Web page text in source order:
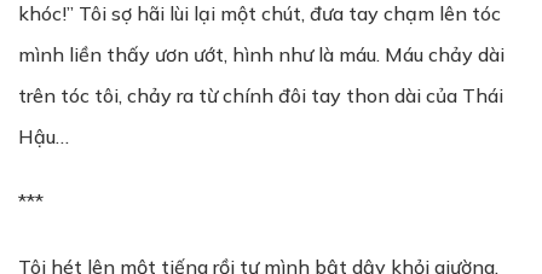
khóc!” Tôi sợ hãi lùi lại một chút, đưa tay chạm lên tóc
mình liền thấy ươn ướt, hình như là máu. Máu chảy dài
trên tóc tôi, chảy ra từ chính đôi tay thon dài của Thái
Hậu…
***
Tôi hét lên một tiếng rồi tự mình bật dậy khỏi giường,